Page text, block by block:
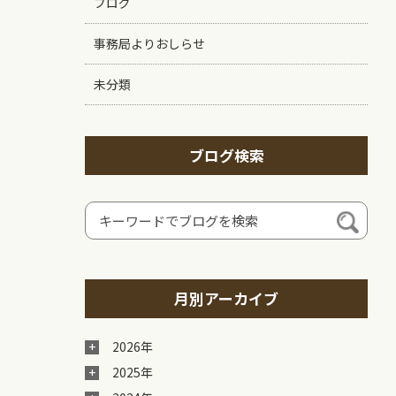
事務局よりおしらせ
未分類
ブログ検索
月別アーカイブ
2026年
2025年